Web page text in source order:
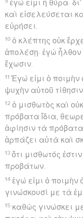
ἐγώ εἰμι ἡ θύρα·
καὶ εἰσελεύσεται
εὑρήσει.
10 ὁ κλέπτης οὐκ
ἀπολέσῃ· ἐγὼ ἦλθον
ἔχωσιν.
11 Ἐγώ εἰμι ὁ ποιμὴν
ψυχὴν αὐτοῦ
12 ὁ μισθωτὸς καὶ
πρόβατα ἴδια,
ἀφίησιν τὰ
ἁρπάζει αὐτὰ καὶ
13 ὅτι μισθωτός
προβάτων.
14 ἐγώ εἰμι ὁ
γινώσκουσί με τὰ
15 καθὼς γινώσκει